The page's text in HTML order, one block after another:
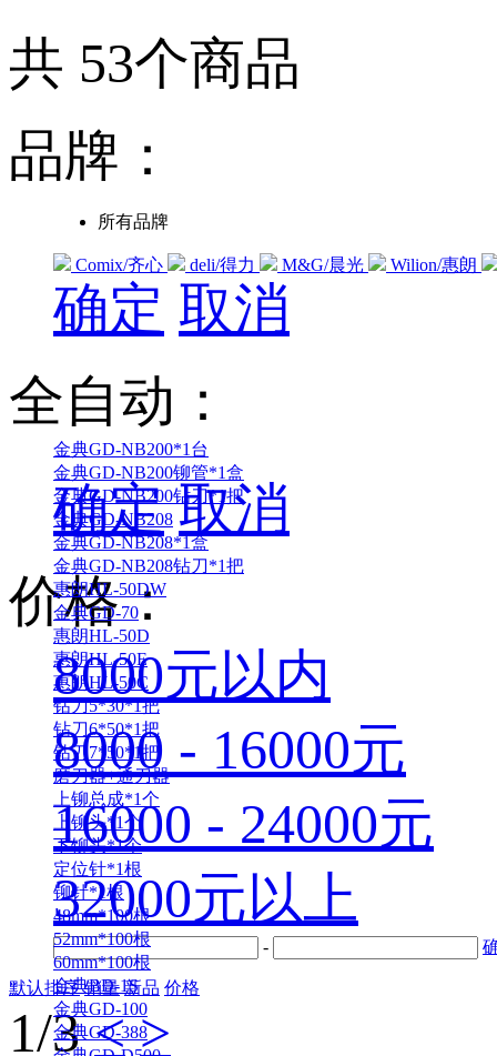
共 53个商品
品牌：
所有品牌
Comix/齐心 deli/得力 M&G/晨光 Wilion/惠朗
确定 取消
全自动：
金典GD-NB200*1台
金典GD-NB200铆管*1盒
金典GD-NB200钻刀*1把
金典GD-NB208
金典GD-NB208*1盒
金典GD-NB208钻刀*1把
惠朗HL-50DW
金典GD-70
惠朗HL-50D
惠朗HL-50E
惠朗HL-50C
钻刀5*30*1把
钻刀6*50*1把
钻刀7*50*1把
磨刀器+通刀器
上铆总成*1个
上铆头*1个
下铆头*1个
定位针*1根
铆针*1根
48mm*100根
52mm*100根
60mm*100根
金典BD-1S
金典GD-100
金典GD-388
确定 取消
价格：
8000元以内
8000 - 16000元
16000 - 24000元
32000元以上
-
默认排序 销量 新品 价格
1/3 < >